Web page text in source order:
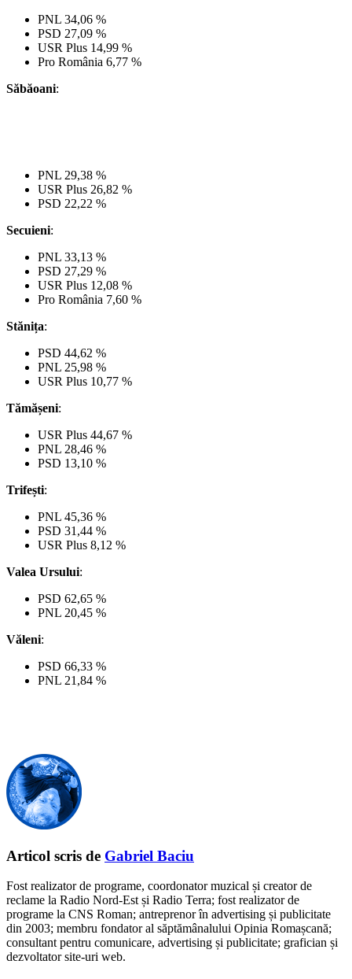
PNL 34,06 %
PSD 27,09 %
USR Plus 14,99 %
Pro România 6,77 %
Săbăoani:
PNL 29,38 %
USR Plus 26,82 %
PSD 22,22 %
Secuieni:
PNL 33,13 %
PSD 27,29 %
USR Plus 12,08 %
Pro România 7,60 %
Stănița:
PSD 44,62 %
PNL 25,98 %
USR Plus 10,77 %
Tămășeni:
USR Plus 44,67 %
PNL 28,46 %
PSD 13,10 %
Trifești:
PNL 45,36 %
PSD 31,44 %
USR Plus 8,12 %
Valea Ursului:
PSD 62,65 %
PNL 20,45 %
Văleni:
PSD 66,33 %
PNL 21,84 %
Articol scris de Gabriel Baciu
Fost realizator de programe, coordonator muzical și creator de
reclame la Radio Nord-Est și Radio Terra; fost realizator de
programe la CNS Roman; antreprenor în advertising și publicitate
din 2003; membru fondator al săptămânalului Opinia Romașcană;
consultant pentru comunicare, advertising și publicitate; grafician și
dezvoltator site-uri web.